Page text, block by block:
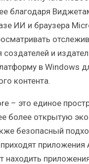
благодаря
ИИ и браузера
создателей и
в Windows
контента.
– это единое
более открытую
безопасный
приложения
находить